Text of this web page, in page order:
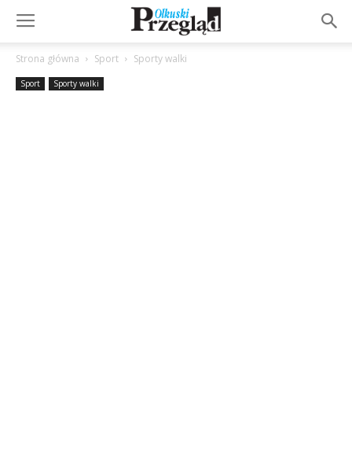
Strona główna Sport Sporty walki
Sport Sporty walki